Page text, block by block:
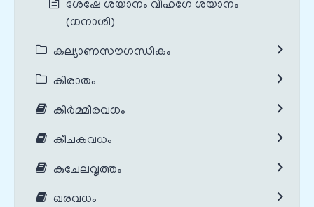
ശേഷേ ശയാനം വിഹഗേ ശയാനം
(ധനാശി)
കല്യാണസൗഗന്ധികം
കിരാതം
കിർമ്മീരവധം
കീചകവധം
കുചേലവൃത്തം
ഖരവധം